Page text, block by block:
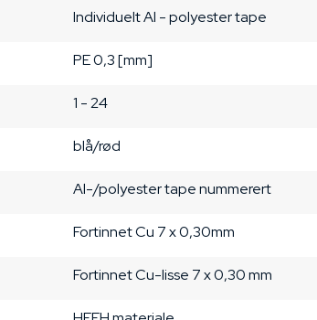
IndividueltAl - polyester tape
PE0,3 [mm]
1 - 24
blå/rød
Al-/polyester tape nummerert
Fortinnet Cu 7 x 0,30mm
Fortinnet Cu-lisse 7 x 0,30 mm